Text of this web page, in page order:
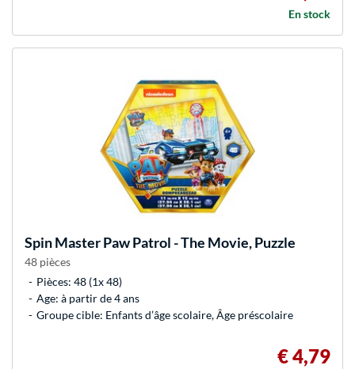
En stock
Spin MasterPaw Patrol - The Movie, Puzzle
48 pièces
Pièces: 48 (1x 48)
Age: à partir de 4 ans
Groupe cible: Enfants d’âge scolaire, Âge préscolaire
€ 4,79